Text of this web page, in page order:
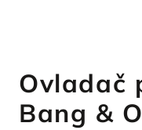
Ovladač
Bang &